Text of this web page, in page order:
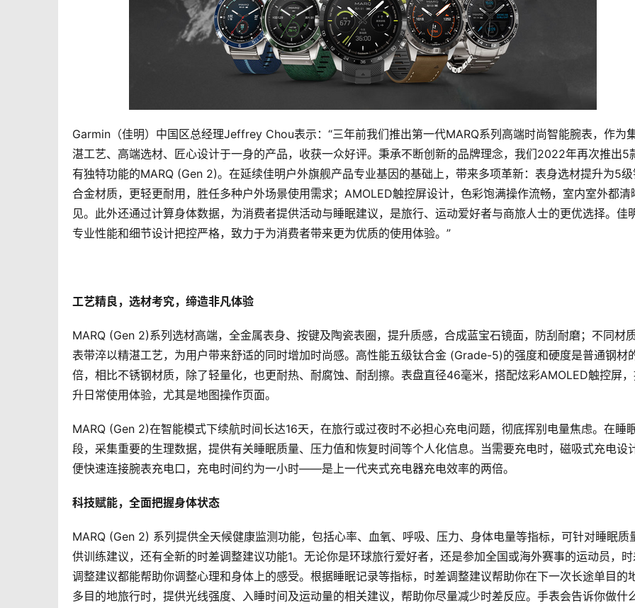
Garmin（佳明）中国区总经理Jeffrey Chou表示：“三年前我们推出第一代MARQ系列高端时尚智能腕表，作为
湛工艺、高端选材、匠心设计于一身的产品，收获一众好评。秉承不断创新的品牌理念，我们2022年再次推出5
有独特功能的MARQ (Gen 2)。在延续佳明户外旗舰产品专业基因的基础上，带来多项革新：表身选材提升为5
合金材质，更轻更耐用，胜任多种户外场景使用需求；AMOLED触控屏设计，色彩饱满操作流畅，室内室外都清
见。此外还通过计算身体数据，为消费者提供活动与睡眠建议，是旅行、运动爱好者与商旅人士的更优选择。佳
专业性能和细节设计把控严格，致力于为消费者带来更为优质的使用体验。”
工艺精良，选材考究，缔造非凡体验
MARQ (Gen 2)系列选材高端，全金属表身、按键及陶瓷表圈，提升质感，合成蓝宝石镜面，防刮耐磨；不同材
表带淬以精湛工艺，为用户带来舒适的同时增加时尚感。高性能五级钛合金 (Grade-5)的强度和硬度是普通钢材
倍，相比不锈钢材质，除了轻量化，也更耐热、耐腐蚀、耐刮擦。表盘直径46毫米，搭配炫彩AMOLED触控屏
升日常使用体验，尤其是地图操作页面。
MARQ (Gen 2)在智能模式下续航时间长达16天，在旅行或过夜时不必担心充电问题，彻底挥别电量焦虑。在睡
段，采集重要的生理数据，提供有关睡眠质量、压力值和恢复时间等个人化信息。当需要充电时，磁吸式充电设
便快速连接腕表充电口，充电时间约为一小时——是上一代夹式充电器充电效率的两倍。
科技赋能，全面把握身体状态
MARQ (Gen 2) 系列提供全天候健康监测功能，包括心率、血氧、呼吸、压力、身体电量等指标，可针对睡眠质
供训练建议，还有全新的时差调整建议功能1。无论你是环球旅行爱好者，还是参加全国或海外赛事的运动员，时
调整建议都能帮助你调整心理和身体上的感受。根据睡眠记录等指标，时差调整建议帮助你在下一次长途单目的
多目的地旅行时，提供光线强度、入睡时间及运动量的相关建议，帮助你尽量减少时差反应。手表会告诉你做什么